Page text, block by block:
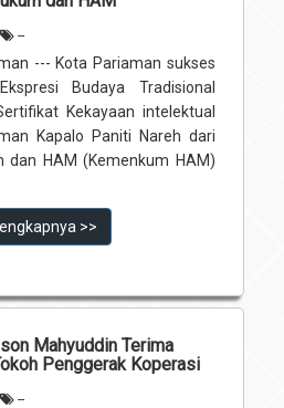
--
--- Kota Pariaman sukses
Budaya Tradisional
Kekayaan intelektual
Kapalo Paniti Nareh dari
dan HAM (Kemenkum HAM)
>>
Mahyuddin Terima
Penggerak Koperasi
--